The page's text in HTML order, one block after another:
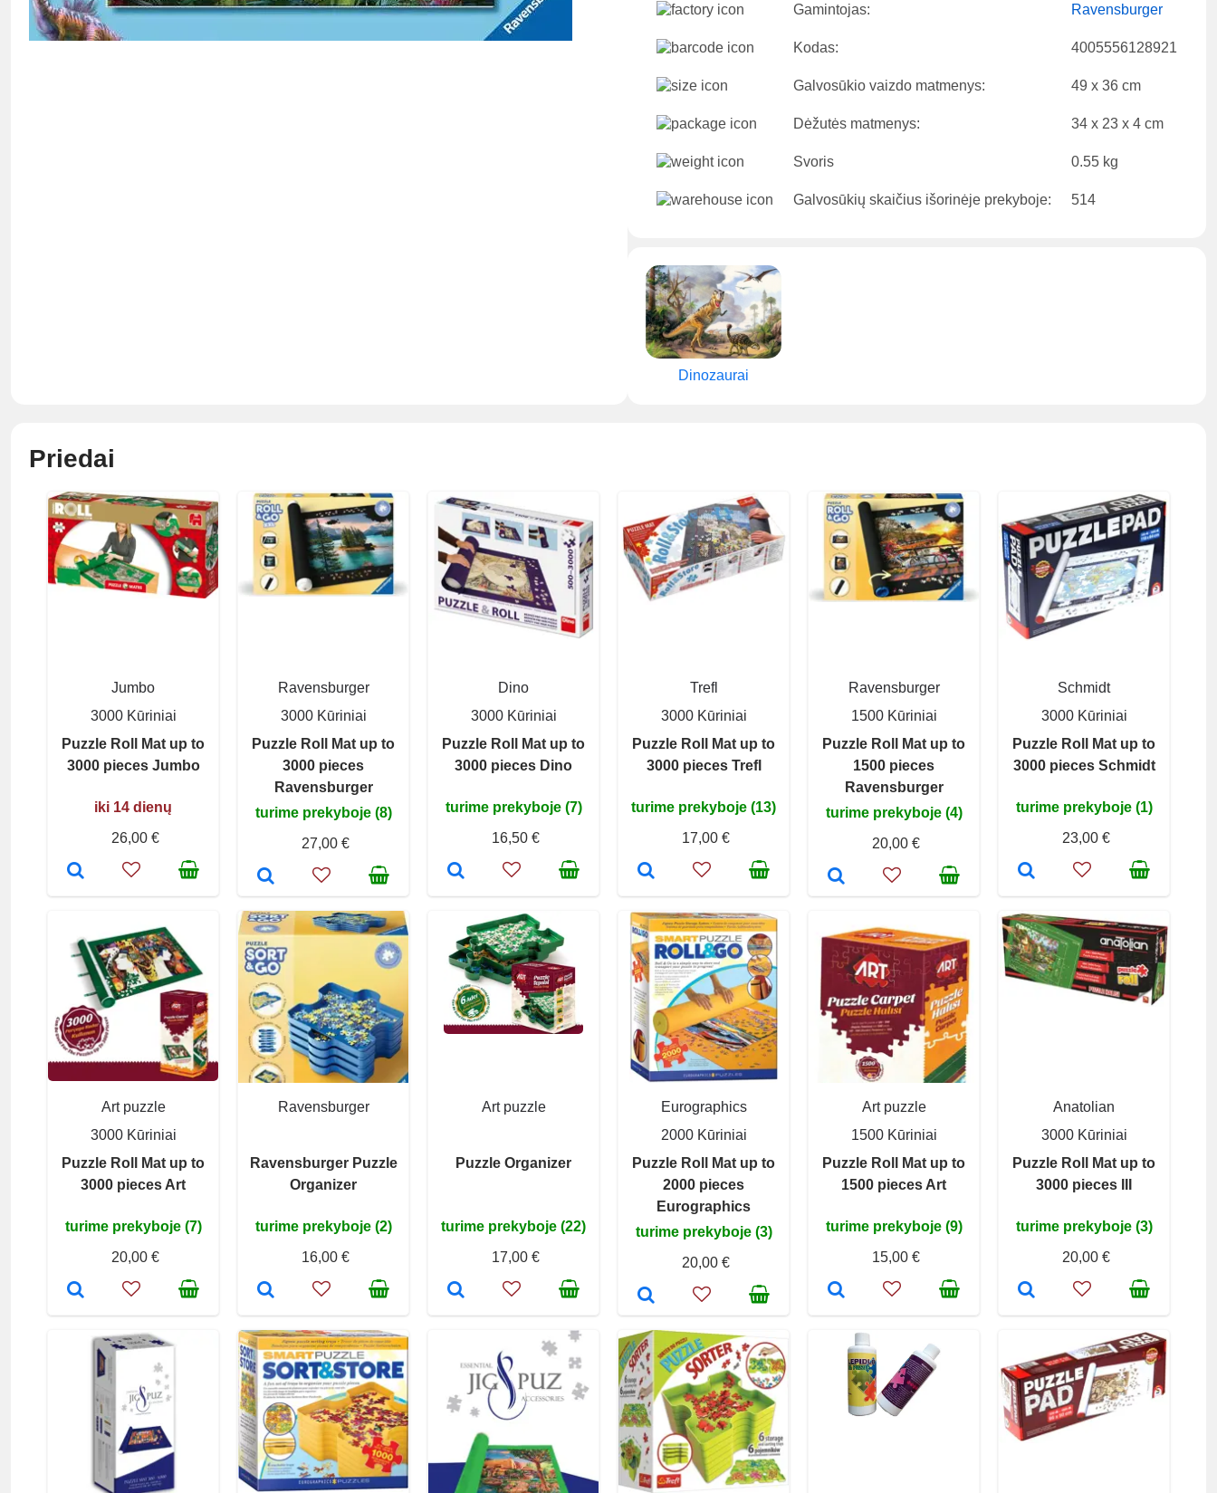
Gamintojas: Ravensburger
Kodas: 4005556128921
Galvosūkio vaizdo matmenys: 49 x 36 cm
Dėžutės matmenys: 34 x 23 x 4 cm
Svoris 0.55 kg
Galvosūkių skaičius išorinėje prekyboje: 514
Dinozaurai
Priedai
Jumbo
3000 Kūriniai
Puzzle Roll Mat up to
3000 pieces Jumbo
iki 14 dienų
26,00 €
Ravensburger
3000 Kūriniai
Puzzle Roll Mat up to
3000 pieces
Ravensburger
turime prekyboje (8)
27,00 €
Dino
3000 Kūriniai
Puzzle Roll Mat up to
3000 pieces Dino
turime prekyboje (7)
16,50 €
Trefl
3000 Kūriniai
Puzzle Roll Mat up to
3000 pieces Trefl
turime prekyboje (13)
17,00 €
Ravensburger
1500 Kūriniai
Puzzle Roll Mat up to
1500 pieces
Ravensburger
turime prekyboje (4)
20,00 €
Schmidt
3000 Kūriniai
Puzzle Roll Mat up to
3000 pieces Schmidt
turime prekyboje (1)
23,00 €
Art puzzle
3000 Kūriniai
Puzzle Roll Mat up to
3000 pieces Art
turime prekyboje (7)
20,00 €
Ravensburger
Ravensburger Puzzle
Organizer
turime prekyboje (2)
16,00 €
Art puzzle
Puzzle Organizer
turime prekyboje (22)
17,00 €
Eurographics
2000 Kūriniai
Puzzle Roll Mat up to
2000 pieces
Eurographics
turime prekyboje (3)
20,00 €
Art puzzle
1500 Kūriniai
Puzzle Roll Mat up to
1500 pieces Art
turime prekyboje (9)
15,00 €
Anatolian
3000 Kūriniai
Puzzle Roll Mat up to
3000 pieces III
turime prekyboje (3)
20,00 €